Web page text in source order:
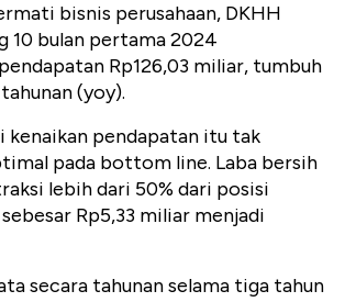
bisnis perusahaan, DKHH
10 bulan pertama 2024
Rp126,03 miliar, tumbuh
(yoy).
kenaikan pendapatan itu tak
pada bottom line. Laba bersih
lebih dari 50% dari posisi
Rp5,33 miliar menjadi
secara tahunan selama tiga tahun